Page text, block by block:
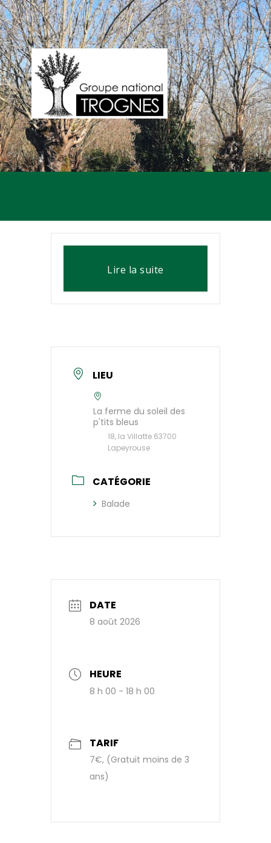
Lire la suite
LIEU
La ferme du soleil des
p'tits bleus
18, la Villatte 63700
Lapeyrouse
CATÉGORIE
Balade
DATE
8 août 2026
HEURE
8 h 00 - 18 h 00
TARIF
7€, (Gratuit moins de 3
ans)